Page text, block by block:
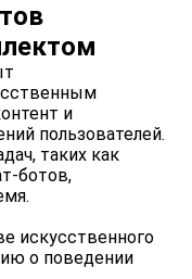
и
пользователей.
таких как
ботов,
искусственного
о поведении